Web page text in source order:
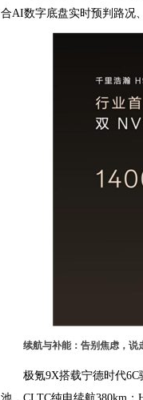
合AI数字底盘实时预判路况
续航与补能：告别焦虑，说
极氪9X搭载宁德时代6C